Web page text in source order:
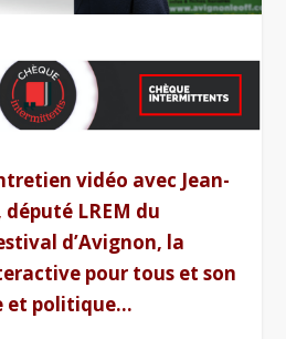
vidéo avec Jean-
député LREM du
d’Avignon, la
pour tous et son
et politique…